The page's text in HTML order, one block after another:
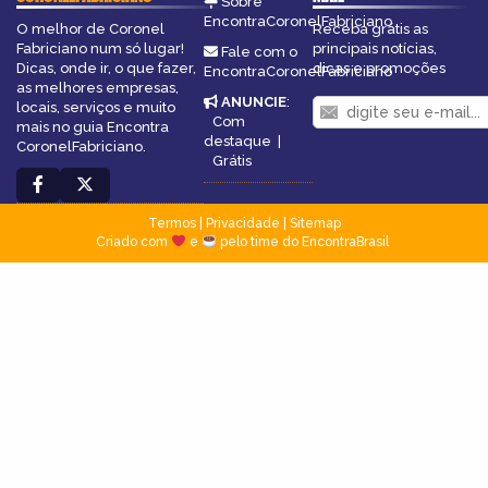
O melhor de Coronel
Fabriciano num só lugar!
Dicas, onde ir, o que fazer,
as melhores empresas,
locais, serviços e muito
mais no guia Encontra
CoronelFabriciano.
EncontraCoronelFabriciano
Fale com o
EncontraCoronelFabriciano
ANUNCIE:
Com
destaque |
Grátis
Receba grátis as
principais notícias,
dicas e promoções
Termos| Privacidade
Sitemap
Criado com
e pelo time do EncontraBrasil